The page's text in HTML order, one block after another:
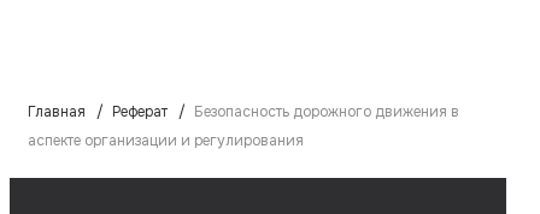
Главная Реферат
Безопасность дорожного движения в
аспекте организации и регулирования